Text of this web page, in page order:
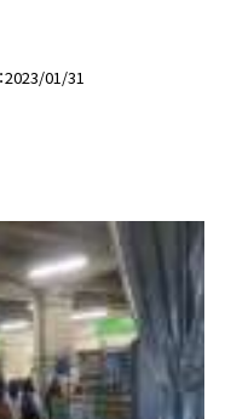
2023/01/31